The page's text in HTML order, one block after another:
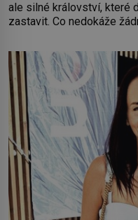
ale silné království, které
zastavit. Co nedokáže
od roku 1223 postupují
moře,